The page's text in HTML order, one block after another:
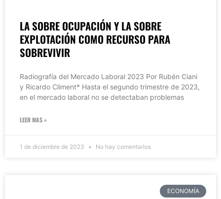
LA SOBRE OCUPACIÓN Y LA SOBRE
EXPLOTACIÓN COMO RECURSO PARA
SOBREVIVIR
Radiografía del Mercado Laboral 2023 Por Rubén Ciani
y Ricardo Climent* Hasta el segundo trimestre de 2023,
en el mercado laboral no se detectaban problemas
LEER MAS »
1 de diciembre de 2023 No hay comentarios
ECONOMÍA